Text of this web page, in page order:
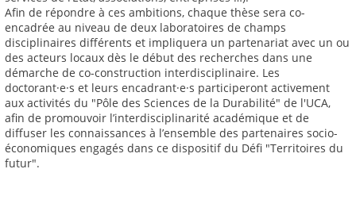
Afin de répondre à ces ambitions, chaque thèse sera co-
encadrée au niveau de deux laboratoires de champs
disciplinaires différents et impliquera un partenariat avec un ou
des acteurs locaux dès le début des recherches dans une
démarche de co-construction interdisciplinaire. Les
doctorant·e·s et leurs encadrant·e·s participeront activement
aux activités du "Pôle des Sciences de la Durabilité" de l'UCA,
afin de promouvoir l’interdisciplinarité académique et de
diffuser les connaissances à l’ensemble des partenaires socio-
économiques engagés dans ce dispositif du Défi "Territoires du
futur".